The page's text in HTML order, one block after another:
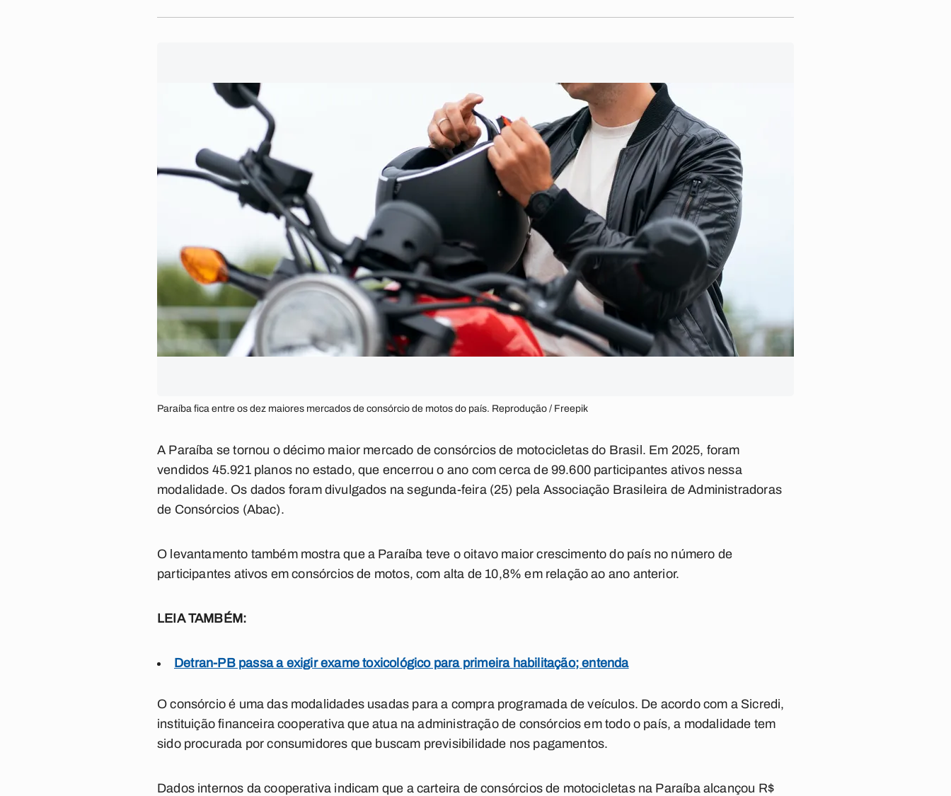
Paraíba fica entre os dez maiores mercados de consórcio de motos do país. Reprodução / Freepik
A Paraíba se tornou o décimo maior mercado de consórcios de motocicletas do Brasil. Em 2025, foram
vendidos 45.921 planos no estado, que encerrou o ano com cerca de 99.600 participantes ativos nessa
modalidade. Os dados foram divulgados na segunda-feira (25) pela Associação Brasileira de Administradoras
de Consórcios (Abac).
O levantamento também mostra que a Paraíba teve o oitavo maior crescimento do país no número de
participantes ativos em consórcios de motos, com alta de 10,8% em relação ao ano anterior.
LEIA TAMBÉM:
Detran-PB passa a exigir exame toxicológico para primeira habilitação; entenda
O consórcio é uma das modalidades usadas para a compra programada de veículos. De acordo com a Sicredi,
instituição financeira cooperativa que atua na administração de consórcios em todo o país, a modalidade tem
sido procurada por consumidores que buscam previsibilidade nos pagamentos.
Dados internos da cooperativa indicam que a carteira de consórcios de motocicletas na Paraíba alcançou R$